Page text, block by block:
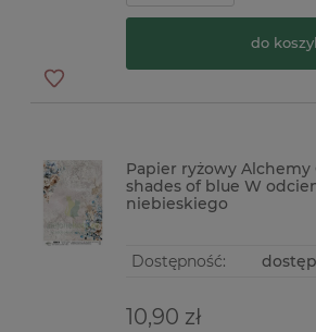
do
Papier ryżowy Alchemy
shades of blue W
niebieskiego
Dostępność:
10,90 zł